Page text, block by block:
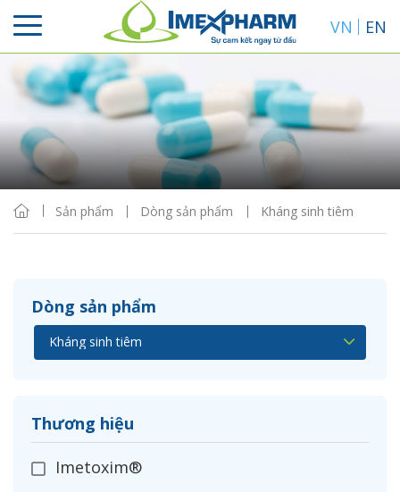
VN EN
Sản phẩm Dòng sản phẩm Kháng sinh tiêm
Dòng sản phẩm
Thương hiệu
Imetoxim®
Sắp xếp
Hiển thị